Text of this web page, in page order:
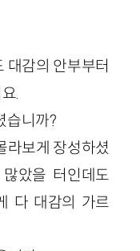
대감의 안부부터
.
니까?
라보게 장성하셨
았을 터인데도
다 대감의 가르